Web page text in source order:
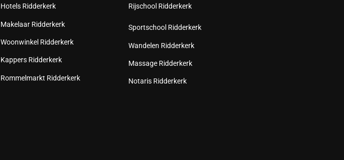
Hotels Ridderkerk
Makelaar Ridderkerk
Woonwinkel Ridderkerk
Kappers Ridderkerk
Rommelmarkt Ridderkerk
Rijschool Ridderkerk
Sportschool Ridderkerk
Wandelen Ridderkerk
Massage Ridderkerk
Notaris Ridderkerk